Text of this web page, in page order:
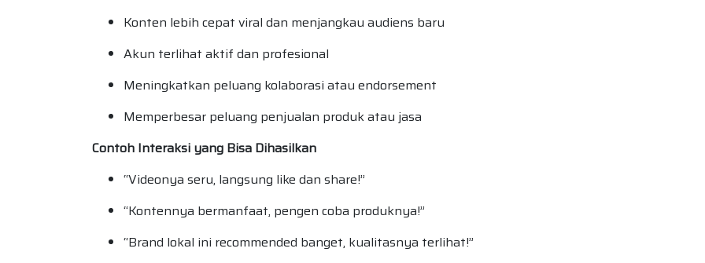
Konten lebih cepat viral dan menjangkau audiens baru
Akun terlihat aktif dan profesional
Meningkatkan peluang kolaborasi atau endorsement
Memperbesar peluang penjualan produk atau jasa
Contoh Interaksi yang Bisa Dihasilkan
“Videonya seru, langsung like dan share!”
“Kontennya bermanfaat, pengen coba produknya!”
“Brand lokal ini recommended banget, kualitasnya terlihat!”